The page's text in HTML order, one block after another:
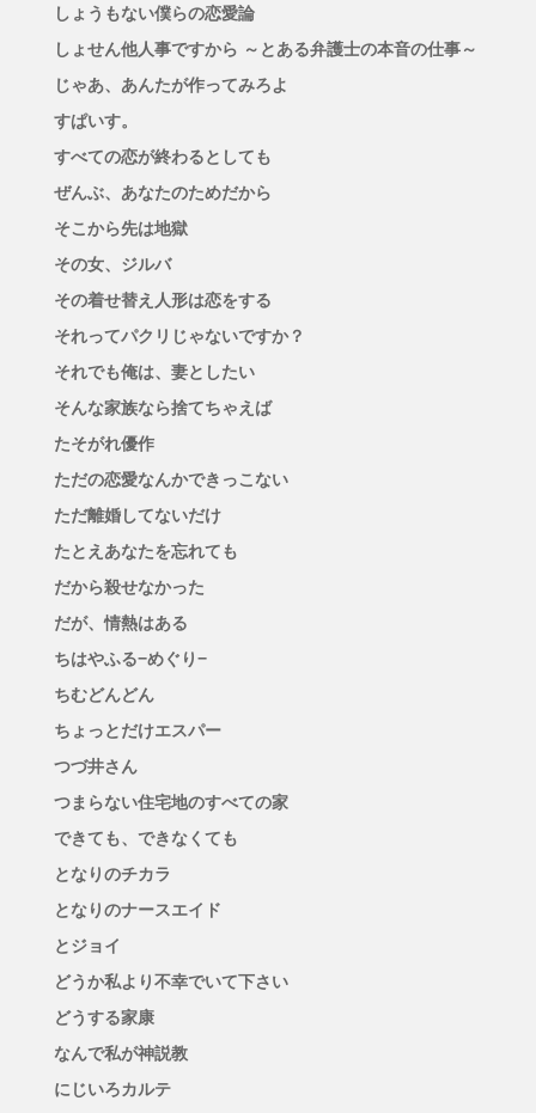
しょうもない僕らの恋愛論
しょせん他人事ですから ～とある弁護士の本音の仕事～
じゃあ、あんたが作ってみろよ
すぱいす。
すべての恋が終わるとしても
ぜんぶ、あなたのためだから
そこから先は地獄
その女、ジルバ
その着せ替え人形は恋をする
それってパクリじゃないですか？
それでも俺は、妻としたい
そんな家族なら捨てちゃえば
たそがれ優作
ただの恋愛なんかできっこない
ただ離婚してないだけ
たとえあなたを忘れても
だから殺せなかった
だが、情熱はある
ちはやふる−めぐり−
ちむどんどん
ちょっとだけエスパー
つづ井さん
つまらない住宅地のすべての家
できても、できなくても
となりのチカラ
となりのナースエイド
とジョイ
どうか私より不幸でいて下さい
どうする家康
なんで私が神説教
にじいろカルテ